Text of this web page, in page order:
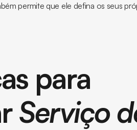
permite que ele defina os seus
para
Serviço